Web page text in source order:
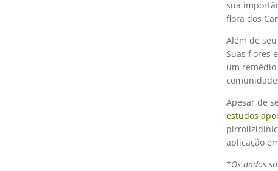
sua
flora dos
Além de
Suas flores
um
Apesar de
estudos
aplicação
*Os dados